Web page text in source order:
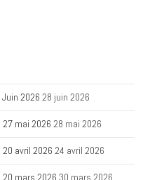
2026 28 juin 2026
27 mai 2026 28 mai 2026
avril 2026 24 avril 2026
20 mars 2026 30 mars 2026